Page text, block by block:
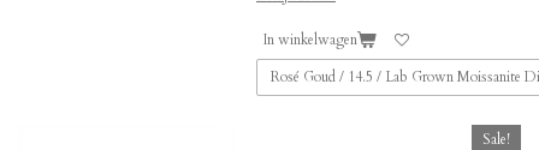
In winkelwagen
Sale!